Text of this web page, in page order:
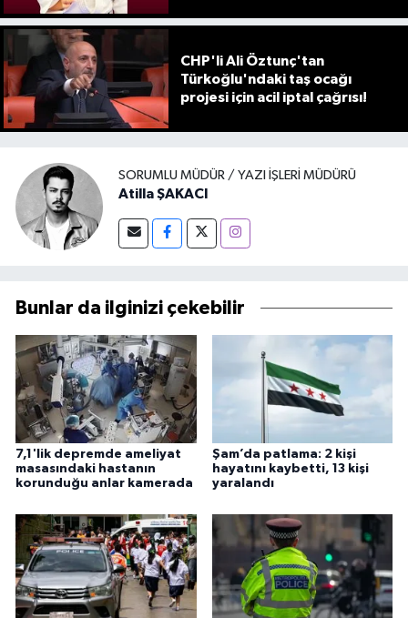
CHP'li Ali Öztunç'tan
Türkoğlu'ndaki taş ocağı
projesi için acil iptal çağrısı!
SORUMLU MÜDÜR / YAZI İŞLERI MÜDÜRÜ
Atilla ŞAKACI
Bunlar da ilginizi çekebilir
7,1'lik depremde ameliyat
masasındaki hastanın
korunduğu anlar kamerada
Şam’da patlama: 2 kişi
hayatını kaybetti, 13 kişi
yaralandı